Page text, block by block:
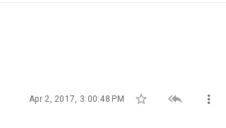
Apr 2, 2017, 3:00:48 PM   